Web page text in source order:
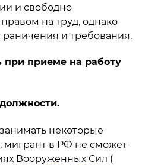
и свободно
на труд, однако
и требования.
при приеме на работу
некоторые
мигрант в РФ не сможет
Вооруженных Сил (